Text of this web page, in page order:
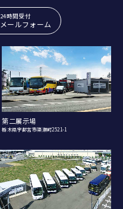
24時間受付
メールフォーム
第二展示場
栃木県宇都宮市簗瀬町2521-1